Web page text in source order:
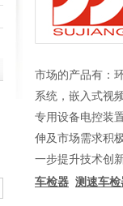
市场的产品有：
系统，嵌入式视
专用设备电控装
伸及市场需求积
一步提升技术创
车检器 测速车检